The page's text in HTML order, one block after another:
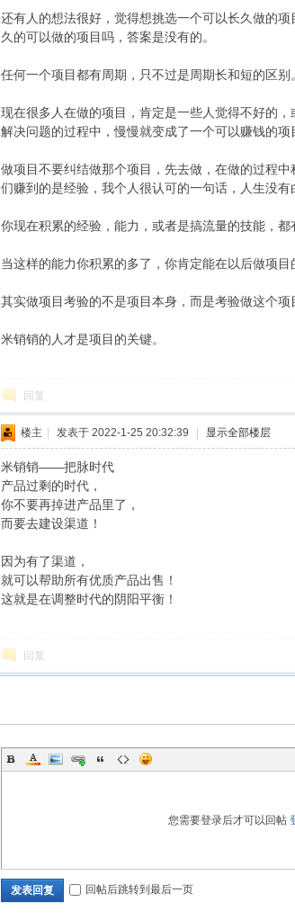
还有人的想法很好，觉得想挑选一个可以长久做的
久的可以做的项目吗，答案是没有的。
任何一个项目都有周期，只不过是周期长和短的区别。
现在很多人在做的项目，肯定是一些人觉得不好的
解决问题的过程中，慢慢就变成了一个可以赚钱的项
做项目不要纠结做那个项目，先去做，在做的过程
们赚到的是经验，我个人很认可的一句话，人生没有
你现在积累的经验，能力，或者是搞流量的技能，
当这样的能力你积累的多了，你肯定能在以后做项目
其实做项目考验的不是项目本身，而是考验做这个项
米销销的人才是项目的关键。
回复
楼主 发表于 2022-1-25 20:32:39 显示全部楼层
米销销——把脉时代
产品过剩的时代，
你不要再掉进产品里了，
而要去建设渠道！
因为有了渠道，
就可以帮助所有优质产品出售！
这就是在调整时代的阴阳平衡！
回复
您需要登录后才可以回帖
发表回复 回帖后跳转到最后一页